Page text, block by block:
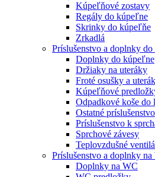
Kúpeľňové zostavy
Regály do kúpeľne
Skrinky do kúpeľňe
Zrkadlá
Príslušenstvo a doplnky
Doplnky do kúpeľne
Držiaky na uteráky
Froté osušky a
Kúpeľňové
Odpadkové koše do
Ostatné
Príslušenstvo k
Sprchové závesy
Teplovzdušné
Príslušenstvo a doplnky na
Doplnky na WC